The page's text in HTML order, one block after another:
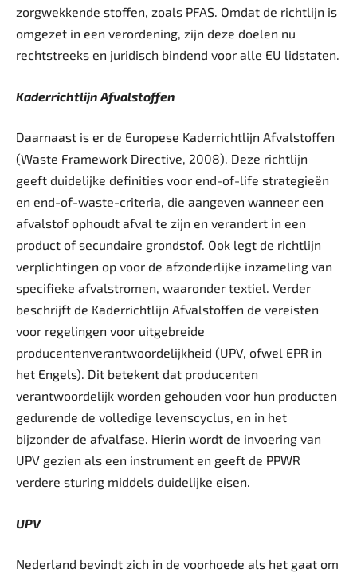
zorgwekkende stoffen, zoals PFAS. Omdat de richtlijn is
omgezet in een verordening, zijn deze doelen nu
rechtstreeks en juridisch bindend voor alle EU lidstaten.
Kaderrichtlijn Afvalstoffen
Daarnaast is er de Europese Kaderrichtlijn Afvalstoffen
(Waste Framework Directive, 2008). Deze richtlijn
geeft duidelijke definities voor end-of-life strategieën
en end-of-waste-­criteria, die aangeven wanneer een
afvalstof ophoudt afval te zijn en verandert in een
product of secundaire grondstof. Ook legt de richtlijn
verplichtingen op voor de afzonderlijke inzameling van
specifieke ­afvalstromen, waaronder textiel. Verder
beschrijft de Kaderrichtlijn Afvalstoffen de vereisten
voor regelingen voor uitgebreide
producentenverantwoordelijkheid (UPV, ofwel EPR in
het Engels). Dit betekent dat producenten
verantwoordelijk worden gehouden voor hun producten
gedurende de volledige levens­cyclus, en in het
bijzonder de afvalfase. Hierin wordt de invoering van
UPV gezien als een instrument en geeft de PPWR
verdere sturing middels duidelijke eisen.
UPV
Nederland bevindt zich in de voorhoede als het gaat om